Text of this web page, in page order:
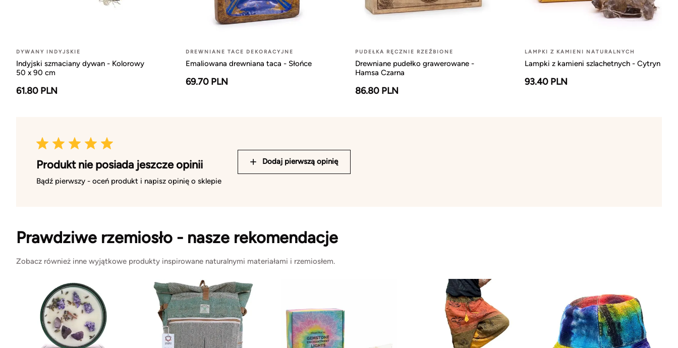
DYWANY INDYJSKIE
Indyjski szmaciany dywan - Kolorowy
50 x 90 cm
61.80 PLN
DREWNIANE TACE DEKORACYJNE
Emaliowana drewniana taca - Słońce
69.70 PLN
PUDEŁKA RĘCZNIE RZEŹBIONE
Drewniane pudełko grawerowane -
Hamsa Czarna
86.80 PLN
LAMPKI Z KAMIENI NATURALNYCH
Lampki z kamieni szlachetnych - Cytryn
93.40 PLN
Produkt nie posiada jeszcze opinii
Bądź pierwszy - oceń produkt i napisz opinię o sklepie
Dodaj pierwszą opinię
Prawdziwe rzemiosło - nasze rekomendacje
Zobacz również inne wyjątkowe produkty inspirowane naturalnymi materiałami i rzemiosłem.